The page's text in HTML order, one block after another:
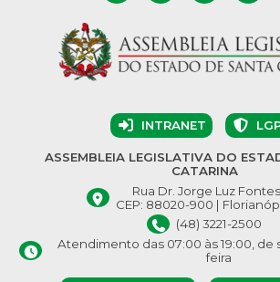
INTRANET
ASSEMBLEIA LEGISLATIVA DO
CATARINA
Rua Dr. Jorge Luz
CEP: 88020-900 |
(48) 3221-2500
Atendimento das 07:00 às 19:00, de
feira